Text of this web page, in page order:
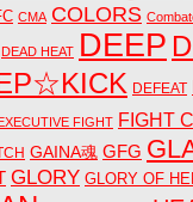
CMA COLORS
DEAD HEAT DEEP
DEFEAT
EXECUTIVE FIGHT FIGHT
GAINA魂 GFG
GLORY GLORY OF